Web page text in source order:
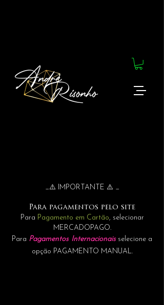
_⚠️ IMPORTANTE ⚠️ _
Para pagamentos pelo site
Para Pagamento em Cartão, selecionar
MERCADOPAGO.
Para Pagamentos Internacionais selecione a
opção PAGAMENTO MANUAL.